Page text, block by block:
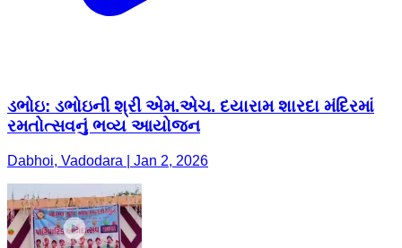
ડભોઇ: ડભોઇની શ્રી એમ.એચ. દયારામ શારદા મંદિરમાં
રમતોત્સવનું ભવ્ય આયોજન
Dabhoi, Vadodara | Jan 2, 2026